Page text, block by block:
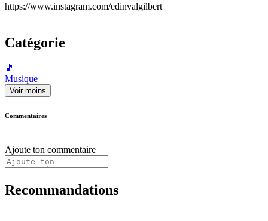
https://www.instagram.com/edinvalgilbert
Catégorie
🎵
Musique
Voir moins
Commentaires
Ajoute ton commentaire
Recommandations